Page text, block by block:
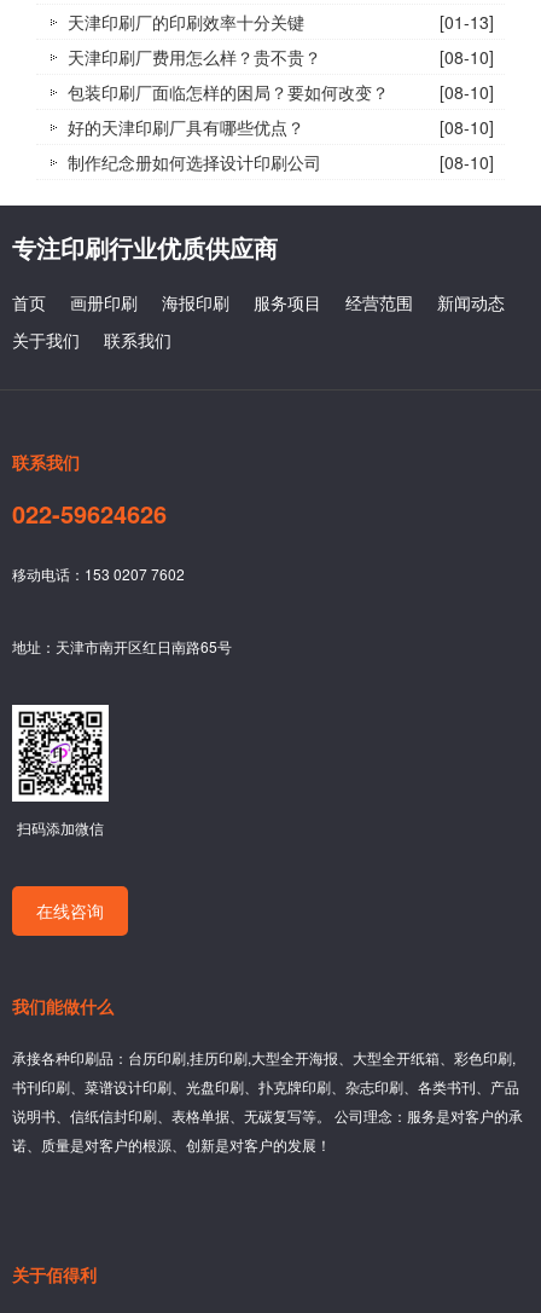
天津印刷厂的印刷效率十分关键
[01-13]
天津印刷厂费用怎么样？贵不贵？
[08-10]
包装印刷厂面临怎样的困局？要如何改变？
[08-10]
好的天津印刷厂具有哪些优点？
[08-10]
制作纪念册如何选择设计印刷公司
[08-10]
专注印刷行业优质供应商
首页 画册印刷 海报印刷 服务项目 经营范围
新闻动态
关于我们
联系我们
联系我们
022-59624626
移动电话：153 0207 7602
地址：天津市南开区红日南路65号
扫码添加微信
在线咨询
我们能做什么
承接各种印刷品：台历印刷,挂历印刷,大型全开海报、大型全开纸箱、彩色印刷,
书刊印刷、菜谱设计印刷、光盘印刷、扑克牌印刷、杂志印刷、各类书刊、产品
说明书、信纸信封印刷、表格单据、无碳复写等。 公司理念：服务是对客户的承
诺、质量是对客户的根源、创新是对客户的发展！
关于佰得利